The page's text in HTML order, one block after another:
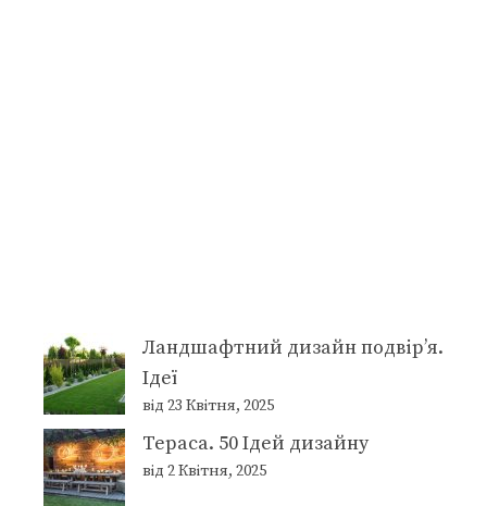
Ландшафтний дизайн подвір’я.
Ідеї
від 23 Квітня, 2025
Тераса. 50 Ідей дизайну
від 2 Квітня, 2025